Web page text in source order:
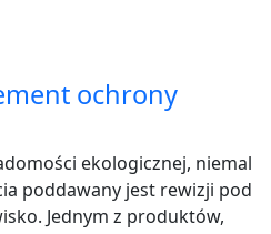
ochrony
ekologicznej, niemal
poddawany jest rewizji pod
Jednym z produktów,